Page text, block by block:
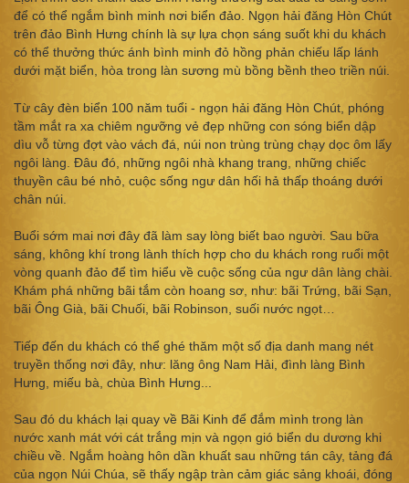
để có thể ngắm bình minh nơi biển đảo. Ngọn hải đăng Hòn Chút
trên đảo Bình Hưng chính là sự lựa chọn sáng suốt khi du khách
có thể thưởng thức ánh bình minh đỏ hồng phản chiếu lấp lánh
dưới mặt biển, hòa trong làn sương mù bồng bềnh theo triền núi.
Từ cây đèn biển 100 năm tuổi - ngọn hải đăng Hòn Chút, phóng
tầm mắt ra xa chiêm ngưỡng vẻ đẹp những con sóng biển dập
dìu vỗ từng đợt vào vách đá, núi non trùng trùng chạy dọc ôm lấy
ngôi làng. Đâu đó, những ngôi nhà khang trang, những chiếc
thuyền câu bé nhỏ, cuộc sống ngư dân hối hả thấp thoáng dưới
chân núi.
Buổi sớm mai nơi đây đã làm say lòng biết bao người. Sau bữa
sáng, không khí trong lành thích hợp cho du khách rong ruổi một
vòng quanh đảo để tìm hiểu về cuộc sống của ngư dân làng chài.
Khám phá những bãi tắm còn hoang sơ, như: bãi Trứng, bãi Sạn,
bãi Ông Già, bãi Chuối, bãi Robinson, suối nước ngọt…
Tiếp đến du khách có thể ghé thăm một số địa danh mang nét
truyền thống nơi đây, như: lăng ông Nam Hải, đình làng Bình
Hưng, miếu bà, chùa Bình Hưng...
Sau đó du khách lại quay về Bãi Kinh để đắm mình trong làn
nước xanh mát với cát trắng mịn và ngọn gió biển du dương khi
chiều về. Ngắm hoàng hôn dần khuất sau những tán cây, tảng đá
của ngọn Núi Chúa, sẽ thấy ngập tràn cảm giác sảng khoái, đóng